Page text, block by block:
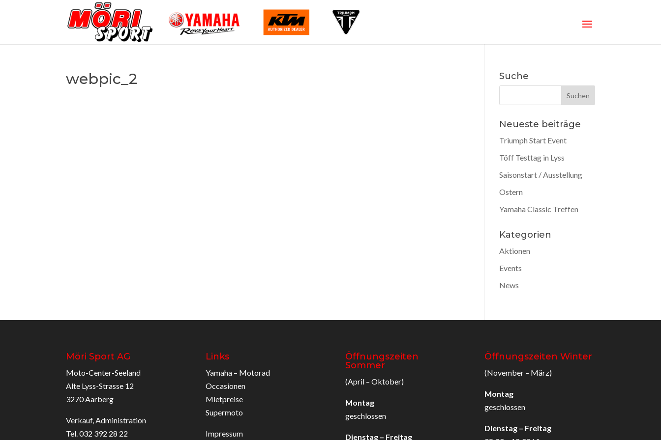
webpic_2 Suche
Neueste beiträge
Triumph Start Event
Töff Testtag in Lyss
Saisonstart / Ausstellung
Ostern
Yamaha Classic Treffen
Kategorien
Aktionen
Events
News
Möri Sport AG
Moto-Center-Seeland
Alte Lyss-Strasse 12
3270 Aarberg
Verkauf, Administration
Tel. 032 392 28 22
Links
Yamaha – Motorad
Occasionen
Mietpreise
Supermoto
Impressum
Öffnungszeiten
Sommer
(April – Oktober)
Montag
geschlossen
Dienstag – Freitag
Öffnungszeiten Winter
(November – März)
Montag
geschlossen
Dienstag – Freitag